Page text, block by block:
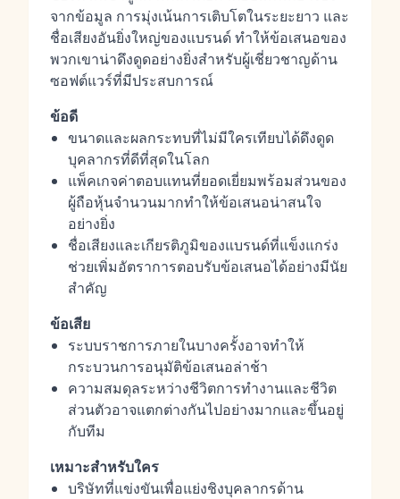
จากข้อมูล การมุ่งเน้นการเติบโตในระยะยาว และ
ชื่อเสียงอันยิ่งใหญ่ของแบรนด์ ทำให้ข้อเสนอของ
พวกเขาน่าดึงดูดอย่างยิ่งสำหรับผู้เชี่ยวชาญด้าน
ซอฟต์แวร์ที่มีประสบการณ์
ข้อดี
ขนาดและผลกระทบที่ไม่มีใครเทียบได้ดึงดูด
บุคลากรที่ดีที่สุดในโลก
แพ็คเกจค่าตอบแทนที่ยอดเยี่ยมพร้อมส่วนของ
ผู้ถือหุ้นจำนวนมากทำให้ข้อเสนอน่าสนใจ
อย่างยิ่ง
ชื่อเสียงและเกียรติภูมิของแบรนด์ที่แข็งแกร่ง
ช่วยเพิ่มอัตราการตอบรับข้อเสนอได้อย่างมีนัย
สำคัญ
ข้อเสีย
ระบบราชการภายในบางครั้งอาจทำให้
กระบวนการอนุมัติข้อเสนอล่าช้า
ความสมดุลระหว่างชีวิตการทำงานและชีวิต
ส่วนตัวอาจแตกต่างกันไปอย่างมากและขึ้นอยู่
กับทีม
เหมาะสำหรับใคร
บริษัทที่แข่งขันเพื่อแย่งชิงบุคลากรด้าน